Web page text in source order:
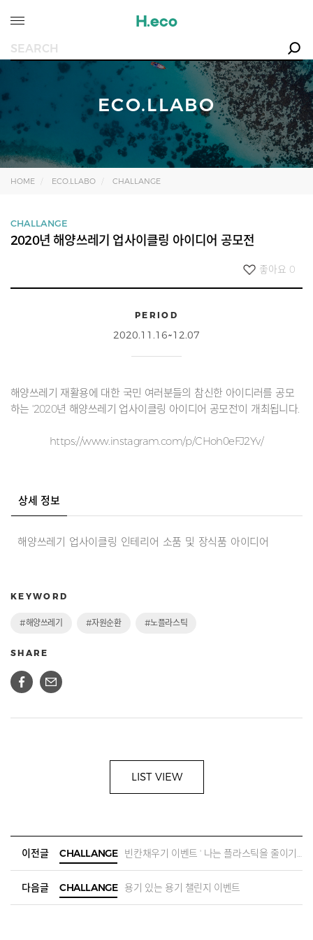
ECO.LLABO
HOME ECO.LLABO CHALLANGE
CHALLANGE
2020년 해양쓰레기 업사이클링 아이디어 공모전
좋아요 0
PERIOD
2020.11.16~12.07
해양쓰레기 재활용에 대한 국민 여러분들의 참신한 아이디러를 공모
하는 '2020년 해양쓰레기 업사이클링 아이디어 공모전'이 개최됩니다.
https://www.instagram.com/p/CHoh0eFJ2Yv/
상세 정보
해양쓰레기 업사이클링 인테리어 소품 및 장식품 아이디어
KEYWORD
#해양쓰레기 #자원순환 #노플라스틱
SHARE
LIST VIEW
이전글 CHALLANGE 빈칸채우기 이벤트 ' 나는 플라스틱을 줄이기 위해 ()했어!'
다음글 CHALLANGE 용기 있는 용기 챌린지 이벤트